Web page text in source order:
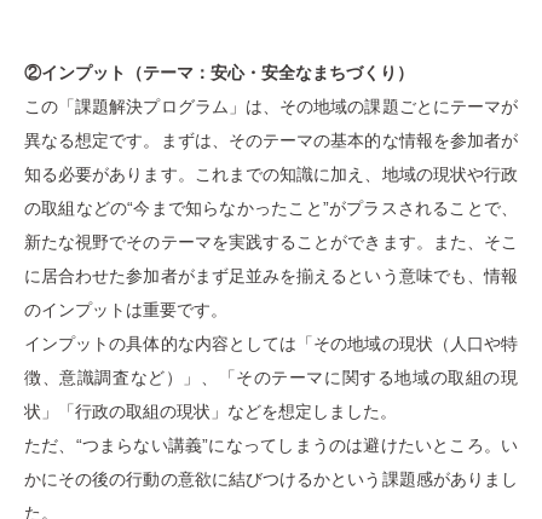
②インプット（テーマ：安心・安全なまちづくり）
この「課題解決プログラム」は、その地域の課題ごとにテーマが
異なる想定です。まずは、そのテーマの基本的な情報を参加者が
知る必要があります。これまでの知識に加え、地域の現状や行政
の取組などの“今まで知らなかったこと”がプラスされることで、
新たな視野でそのテーマを実践することができます。また、そこ
に居合わせた参加者がまず足並みを揃えるという意味でも、情報
のインプットは重要です。
インプットの具体的な内容としては「その地域の現状（人口や特
徴、意識調査など）」、「そのテーマに関する地域の取組の現
状」「行政の取組の現状」などを想定しました。
ただ、“つまらない講義”になってしまうのは避けたいところ。い
かにその後の行動の意欲に結びつけるかという課題感がありまし
た。